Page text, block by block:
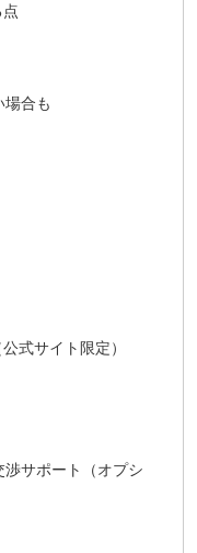
合も
式サイト限定）
渉サポート（オプシ